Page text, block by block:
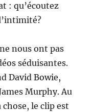
: qu’écoutez
nous ont pas
séduisantes.
David Bowie,
Murphy. Au
le clip est